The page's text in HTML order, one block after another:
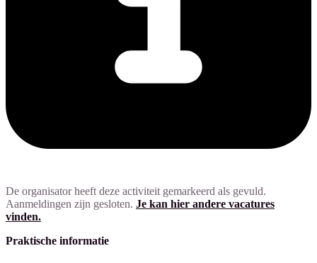
De organisator heeft deze activiteit gemarkeerd als gevuld.
Aanmeldingen zijn gesloten. Je kan hier andere vacatures
vinden.
Praktische informatie